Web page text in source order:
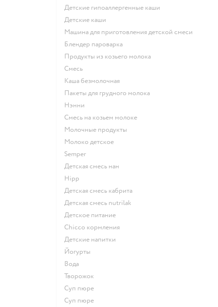
Детские гипоаллергенные каши
детские каши
машина для приготовления детской смеси
блендер пароварка
продукты из козьего молока
смесь
каша безмолочная
пакеты для грудного молока
нэнни
смесь на козьем молоке
молочные продукты
молоко детское
semper
детская смесь нан
hipp
детская смесь кабрита
детская смесь nutrilak
детское питание
chicco кормления
детские напитки
йогурты
Вода
творожок
суп пюре
суп пюре